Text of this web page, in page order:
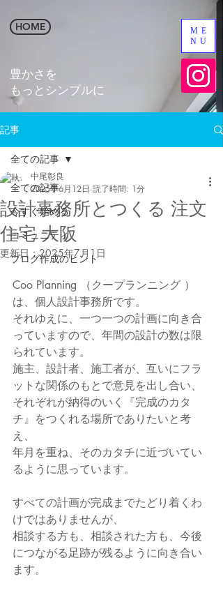
HOME
​豊かさを
​もっとシンプルに
ME
NU
記事
全ての記事
今すぐ始める
コミュニティ
ブログ作成のヒント
全ての記事
設計事務所とつくる 注文
住宅 大阪
中尾彰良
2025年6月12日 読了時間: 1分
更新日：2025年7月1日
Coo Planning （クープランニング ）
は、個人設計事務所です。
それゆえに、一つ一つの計画に向き合
っていますので、年間の設計の数は限
られています。
施主、設計者、施工者が、互いにフラ
ットな関係のもとで意見を出し合い、
それぞれが納得のいく『完成のカタ
チ』をつくれる場所でありたいと考
え、
年月を重ね、そのカタチに近づいてい
るように思っています。
すべての計画が完成までたどり着くわ
けではありませんが、
相談する方も、相談された方も、今後
につながる足跡が残るように向き合い
ます。